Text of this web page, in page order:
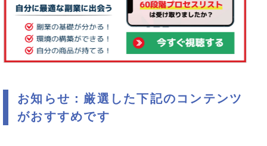
お知らせ：厳選した下記のコンテンツ
がおすすめです